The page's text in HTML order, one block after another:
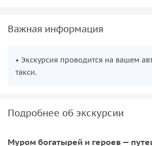
Важная информация
• Экскурсия проводится на вашем
такси.
Подробнее об экскурсии
Муром богатырей и героев —